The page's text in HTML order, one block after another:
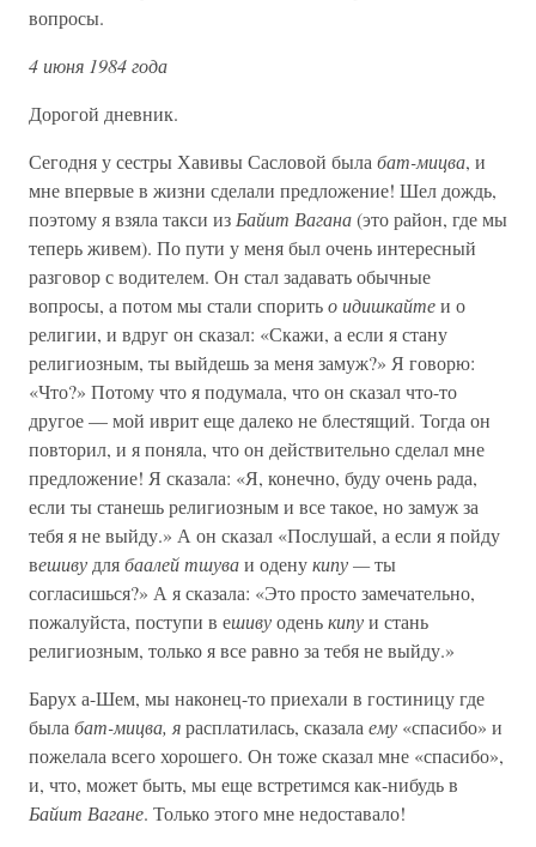
вопросы.
4 июня 1984 года
Дорогой дневник.
Сегодня у сестры Хавивы Сасловой была бат-мицва, и
мне впервые в жизни сделали предложение! Шел дождь,
поэтому я взяла такси из Байит Вагана(это район, где мы
теперь живем). По пути у меня был очень интересный
разговор с водителем. Он стал задавать обычные
вопросы, а потом мы стали споритьо идишкайтеи о
религии, и вдруг он сказал: «Скажи, а если я стану
религиозным, ты выйдешь за меня замуж?» Я говорю:
«Что?» Потому что я подумала, что он сказал что-то
другое — мой иврит еще далеко не блестящий. Тогда он
повторил, и я поняла, что он действительно сделал мне
предложение! Я сказала: «Я, конечно, буду очень рада,
если ты станешь религиозным и все такое, но замуж за
тебя я не выйду.» А он сказал «Послушай, а если я пойду
вешиву длябаалей тшуваи оденукипу —ты
согласишься?» А я сказала: «Это просто замечательно,
пожалуйста, поступи в ешивуоденькипуи стань
религиозным, только я все равно за тебя не выйду.»
Барух а-Шем, мы наконец-то приехали в гостиницу где
была бат-мицва, ярасплатилась, сказала ему «спасибо» и
пожелала всего хорошего. Он тоже сказал мне «спасибо»,
и, что, может быть, мы еще встретимся как-нибудь в
Байит Вагане. Только этого мне недоставало!